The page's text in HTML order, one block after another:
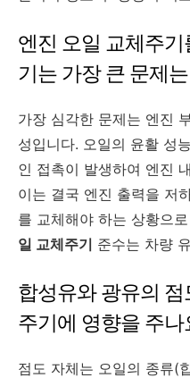
엔진 오일 교체주
기는 가장 큰 문제
가장 심각한 문제는 엔진
성입니다. 오일의 윤활 성
인 접촉이 발생하여 엔진
이는 결국 엔진 출력을 저
를 교체해야 하는 상황으
일 교체주기 준수는 차량
합성유와 광유의
주기에 영향을 주나
점도 자체는 오일의 종류(